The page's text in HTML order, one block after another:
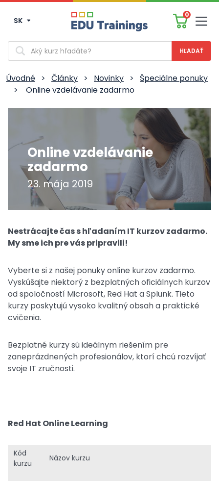
SK
0
Vyhľadávanie
Úvodné > Články > Novinky >
Špeciálne ponuky
>
Online vzdelávanie zadarmo
Online vzdelávanie
zadarmo
23. mája 2019
Nestrácajte čas s hľadaním IT kurzov zadarmo.
My sme ich pre vás pripravili!
Vyberte si z našej ponuky online kurzov zadarmo.
Vyskúšajte niektorý z bezplatných oficiálnych kurzov
od spoločností Microsoft, Red Hat a Splunk. Tieto
kurzy poskytujú vysoko kvalitný obsah a praktické
cvičenia.
Bezplatné kurzy sú ideálnym riešením pre
zaneprázdnených profesionálov, ktorí chcú rozvíjať
svoje IT zručnosti.
Red Hat Online Learning
Kód
kurzu
Názov kurzu